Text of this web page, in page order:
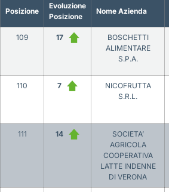
Posizione
Evoluzione
Posizione
Nome Azienda
109 17
BOSCHETTI
ALIMENTARE
S.P.A.
110 7
NICOFRUTTA
S.R.L.
111 14
SOCIETA’
AGRICOLA
COOPERATIVA
LATTE INDENNE
DI VERONA